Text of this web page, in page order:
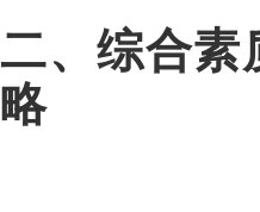
二、综合素
略